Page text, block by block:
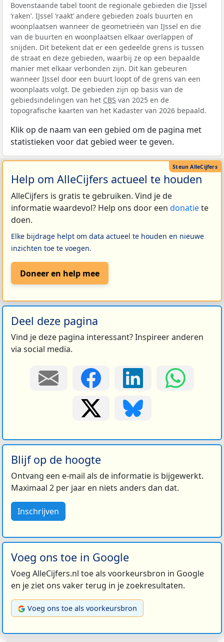
Bovenstaande tabel toont de regionale gebieden die IJssel
‘raken’. IJssel ‘raakt’ andere gebieden zoals buurten en
woonplaatsen wanneer de geometrieën van IJssel en die
van de buurten en woonplaatsen elkaar overlappen of
snijden. Dit betekent dat er een gedeelde grens is tussen
de straat en deze gebieden, waarbij ze op een bepaalde
manier met elkaar verbonden zijn. Dit kan gebeuren
wanneer IJssel door een buurt loopt of de grens van een
woonplaats volgt. De gebieden zijn op basis van de
gebiedsindelingen van het CBS van 2025 en de
topografische kaarten van het Kadaster van 2026 bepaald.
Klik op de naam van een gebied om de pagina met
statistieken voor dat gebied weer te geven.
Help om AlleCijfers actueel te houden
AlleCijfers is gratis te gebruiken. Vind je de
informatie waardevol? Help ons door een donatiete
doen.
Elke bijdrage helpt om data actueel te houden en nieuwe
inzichten toe te voegen.
Doneer en help mee
Deel deze pagina
Vind je deze pagina interessant? Inspireer anderen
via social media.
Blijf op de hoogte
Ontvang een e-mail als de informatie is bijgewerkt.
Maximaal 2 per jaar en niets anders dan dat.
Inschrijven
Voeg ons toe in Google
Voeg AlleCijfers.nl toe als voorkeursbron in Google
en je ziet ons vaker terug in je zoekresultaten.
Voeg ons toe als voorkeursbron